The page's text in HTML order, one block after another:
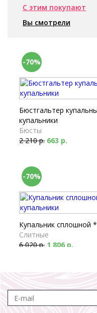
С этим покупают
Вы смотрели
-70%
Бюстгальтер
купальники
Бюсты
2 210 р. 663 р.
-70%
Купальник сплошной
Слитные
6 020 р. 1 806 р.